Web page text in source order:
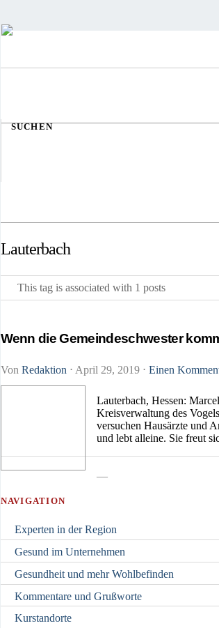
SUCHEN
Lauterbach
This tag is associated with 1 posts
Wenn die Gemeindeschwester
Von Redaktion ⋅ April 29, 2019 ⋅ Einen
Lauterbach, Hessen:
Kreisverwaltung des
versuchen Hausärzte und
und lebt alleine. Sie freut
—
NAVIGATION
Experten in der Region
Gesund im Unternehmen
Gesundheit und mehr Wohlbefinden
Kommentare und Grußworte
Kurstandorte